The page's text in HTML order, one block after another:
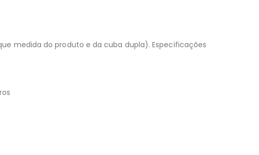
medida do produto e da cuba dupla). Especificações